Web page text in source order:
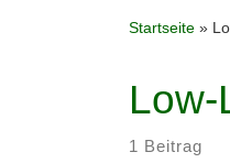
Startseite »
1 Beitrag